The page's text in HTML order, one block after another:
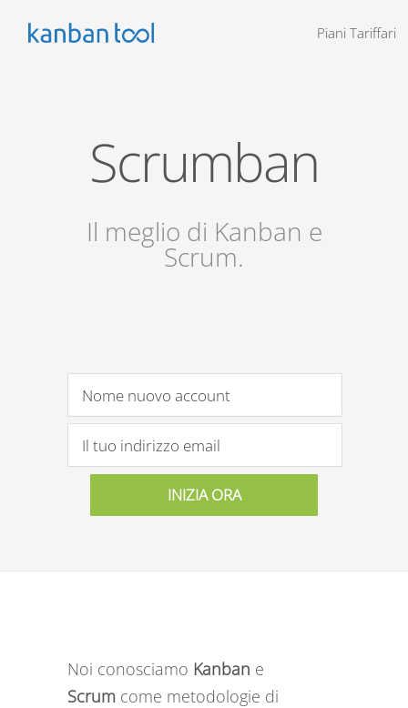
Piani Tariffari
Scrumban
Il meglio di Kanban e
Scrum.
Noi conosciamo Kanban e
Scrum come metodologie di